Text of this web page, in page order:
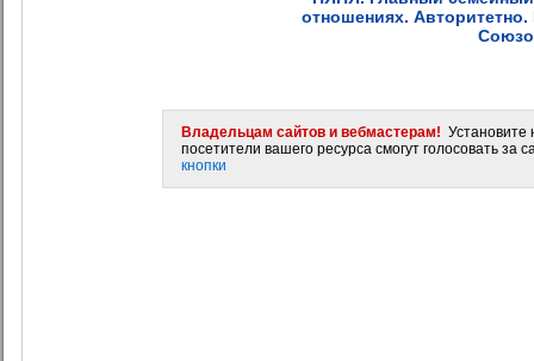
отношениях.
Владельцам сайтов и вебмастерам! Установите
посетители вашего ресурса смогут голосовать за
кнопки